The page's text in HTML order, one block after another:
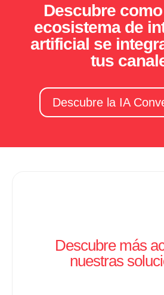
Descubre
ecosistema de
artificial se
tus
Descubre la IA
Descubre más
nuestras